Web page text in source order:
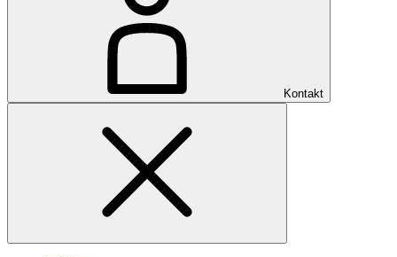
Kontakt